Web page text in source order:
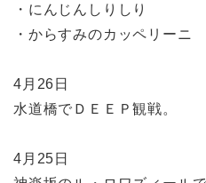
・にんじんしりしり
・からすみのカッペリーニ
4月26日
水道橋でＤＥＥＰ観戦。
4月25日